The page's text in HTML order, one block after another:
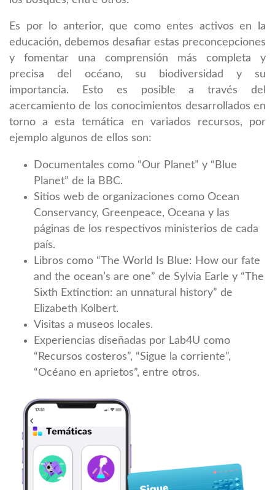
Es por lo anterior, que como entes activos en la
educación, debemos desafiar estas preconcepciones
y fomentar una comprensión más completa y
precisa del océano, su biodiversidad y su
importancia. Esto es posible a través del
acercamiento de los conocimientos desarrollados en
torno a esta temática en variados recursos, por
ejemplo algunos de ellos son:
Documentales como “Our Planet” y “Blue
Planet” de la BBC.
Sitios web de organizaciones como Ocean
Conservancy, Greenpeace, Oceana y las
páginas de los respectivos ministerios de cada
país.
Libros como “The World Is Blue: How our fate
and the ocean’s are one” de Sylvia Earle y “The
Sixth Extinction: an unnatural history” de
Elizabeth Kolbert.
Visitas a museos locales.
Experiencias diseñadas por Lab4U como
“Recursos costeros”, “Sigue la corriente”,
“Océano en aprietos”, entre otros.